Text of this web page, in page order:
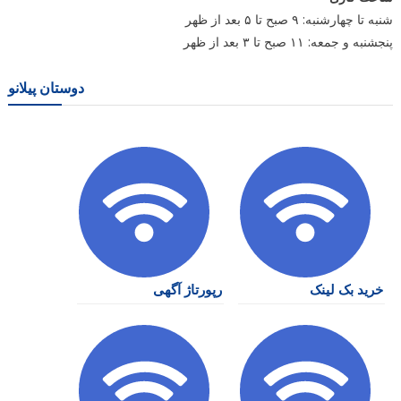
شنبه تا چهارشنبه: ۹ صبح تا ۵ بعد از ظهر
پنجشنبه و جمعه: ۱۱ صبح تا ۳ بعد از ظهر
دوستان پیلانو
خرید بک لینک رپورتاژ آگهی